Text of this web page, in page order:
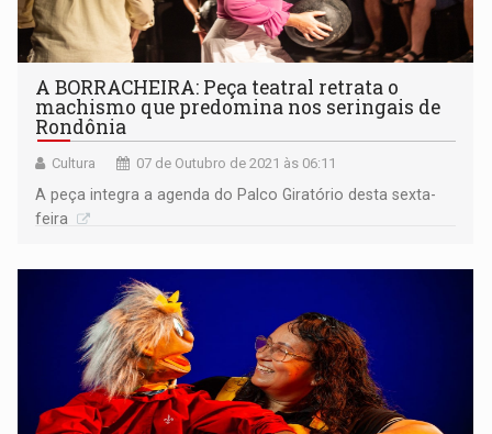
A BORRACHEIRA: Peça teatral retrata o
machismo que predomina nos seringais de
Rondônia
Cultura 07 de Outubro de 2021 às 06:11
A peça integra a agenda do Palco Giratório desta sexta-
feira